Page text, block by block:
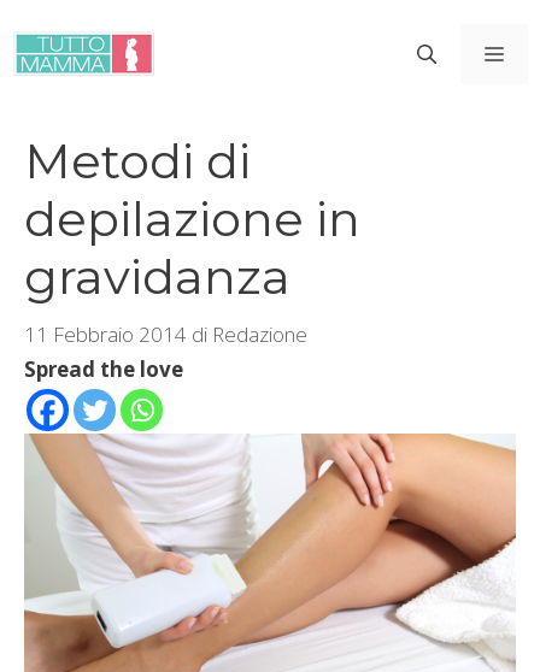
contenuto
Metodi di
depilazione in
gravidanza
11 Febbraio 2014 di Redazione
Spread the love